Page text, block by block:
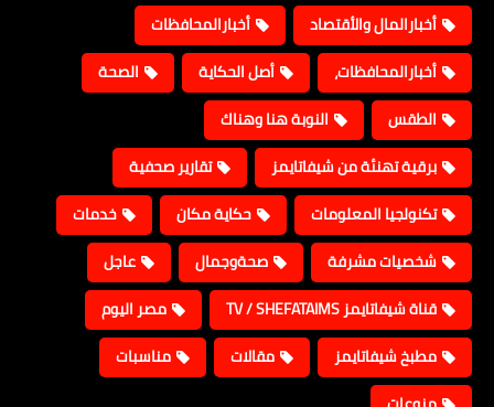
أخبارالمال والأقتصاد
أخبارالمحافظات
أخبارالمحافظات،
أصل الحكاية
الصحة
الطقس
النوبة هنا وهناك
برقية تهنئة من شيفاتايمز
تقارير صحفية
تكنولجيا المعلومات
حكاية مكان
خدمات
شخصيات مشرفة
صحةوجمال
عاجل
قناة شيفاتايمز TV / SHEFATAIMS
مصر اليوم
مطبخ شيفاتايمز
مقالات
مناسبات